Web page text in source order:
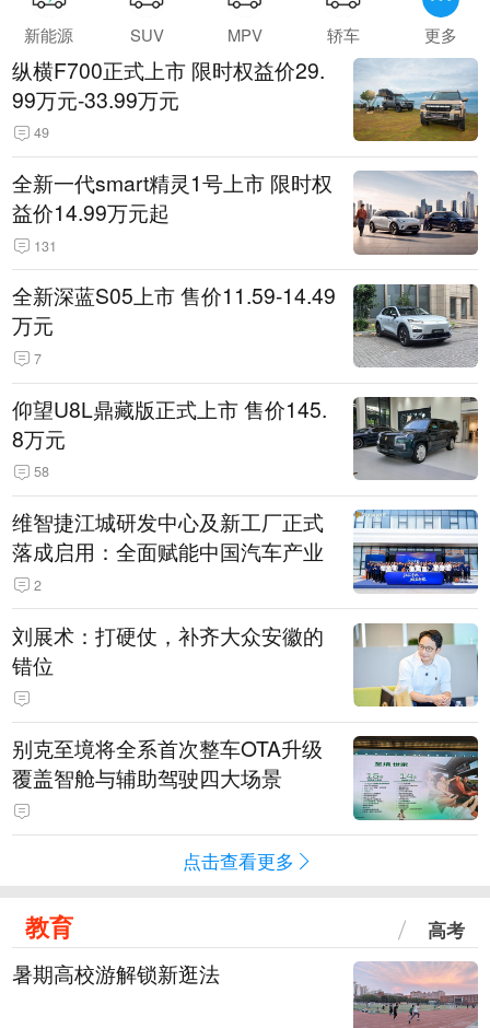
新能源 SUV MPV 轿车 更多
纵横F700正式上市 限时权益价29.
99万元-33.99万元
49
全新一代smart精灵1号上市 限时权
益价14.99万元起
131
全新深蓝S05上市 售价11.59-14.49
万元
7
仰望U8L鼎藏版正式上市 售价145.
8万元
58
维智捷江城研发中心及新工厂正式
落成启用：全面赋能中国汽车产业
2
刘展术：打硬仗，补齐大众安徽的
错位
别克至境将全系首次整车OTA升级
覆盖智舱与辅助驾驶四大场景
点击查看更多
教育 高考
暑期高校游解锁新逛法